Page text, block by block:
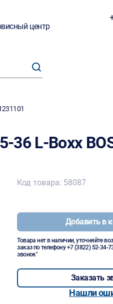
центр
36 L-Boxx
Код товара: 58087
Добавить в
Товара нет в наличии, уточняйте
заказ по телефону+7 (3822) 52-34-
звонок"
Заказать
Нашли